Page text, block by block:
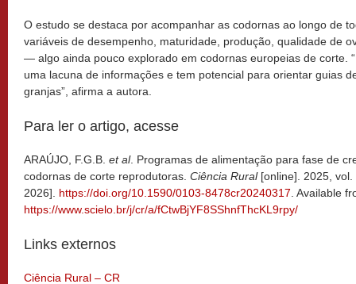
O estudo se destaca por acompanhar as codornas ao longo de
variáveis de desempenho, maturidade, produção, qualidade de
— algo ainda pouco explorado em codornas europeias de corte.
uma lacuna de informações e tem potencial para orientar guias
granjas”, afirma a autora.
Para ler o artigo, acesse
ARAÚJO, F.G.B. et al. Programas de alimentação para fase de
codornas de corte reprodutoras. Ciência Rural[online]. 2025, vol.
2026]. https://doi.org/10.1590/0103-8478cr20240317 . Available
https://www.scielo.br/j/cr/a/fCtwBjYF8SShnfThcKL9rpy/
Links externos
Ciência Rural – CR